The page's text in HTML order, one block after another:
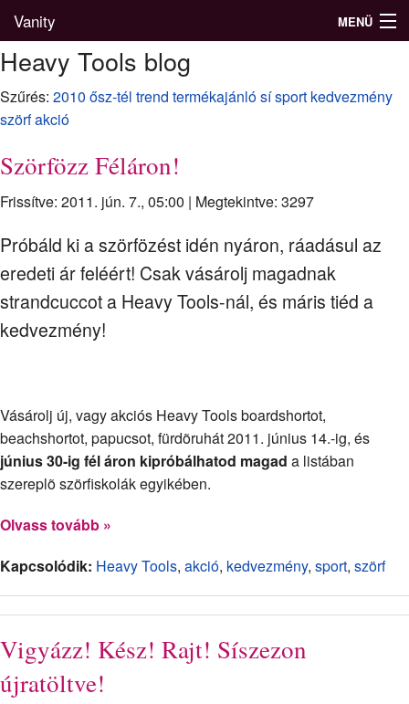
Vanity MENÜ
Divatblog
Divatkatalógus
Divatmárkák
Üzletek
Képgalériák
Heavy Tools blog
Szűrés: 2010 ősz-tél trend termékajánlósísport kedvezmény
szörfakció
Szörfözz Féláron!
Frissítve: 2011. jún. 7., 05:00 | Megtekintve: 3297
Próbáld ki a szörfözést idén nyáron, ráadásul az
eredeti ár feléért! Csak vásárolj magadnak
strandcuccot a Heavy Tools-nál, és máris tiéd a
kedvezmény!
Vásárolj új, vagy akciós Heavy Tools boardshortot,
beachshortot, papucsot, fürdõruhát 2011. június 14.-ig, és
június 30-ig fél áron kipróbálhatod magad a listában
szereplõ szörfiskolák egyikében.
Olvass tovább »
Kapcsolódik: Heavy Tools, akció, kedvezmény, sport, szörf
Vigyázz! Kész! Rajt! Síszezon
újratöltve!